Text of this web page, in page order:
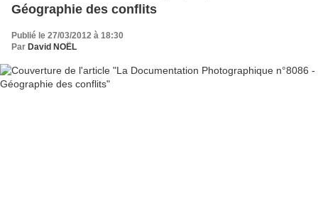
Géographie des conflits
Publié le 27/03/2012 à 18:30
Par David NOËL